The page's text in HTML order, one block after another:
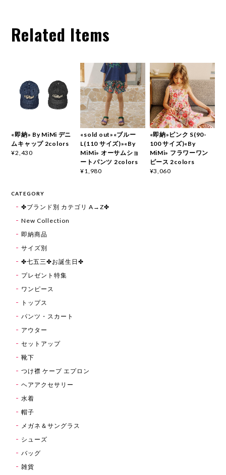
Related Items
«即納» By MiMi デニ
ムキャップ 2colors
¥2,430
«sold out»«ブルー
L(110 サイズ)»«By
MiMi» オーサムショ
ートパンツ 2colors
¥1,980
«即納»ピンク S(90-
100 サイズ)«By
MiMi» フラワーワン
ピース 2colors
¥3,060
CATEGORY
✤ブランド別 カテゴリ A→Z✤
New Collection
即納商品
サイズ別
✤七五三✤お誕生日✤
プレゼント特集
ワンピース
トップス
パンツ・スカート
アウター
セットアップ
靴下
つけ襟 ケープ エプロン
ヘアアクセサリー
水着
帽子
メガネ＆サングラス
シューズ
バッグ
雑貨